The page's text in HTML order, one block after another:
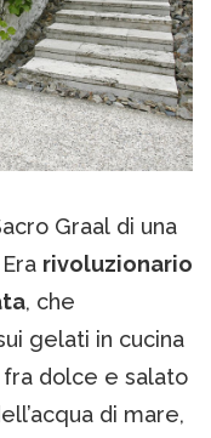
Graal di una
rivoluzionario
, che
gelati in cucina
dolce e salato
di mare,